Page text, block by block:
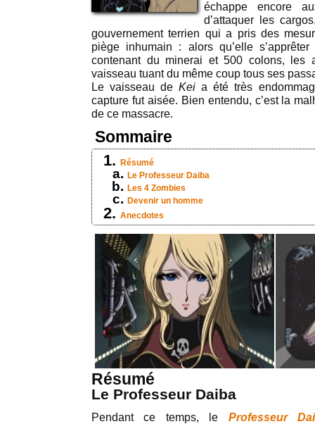
échappe encore
d’attaquer les
gouvernement terrien qui a pris des
piège inhumain : alors qu’elle
contenant du minerai et 500 colons, les
vaisseau tuant du même coup tous ses
Le vaisseau deKei a été très
capture fut aisée. Bien entendu, c’est la
de ce massacre.
Sommaire
Résumé
Le Professeur Daiba
Les 4 Zombies
Devenir un homme
Anecdotes
Résumé
Le Professeur Daiba
Pendant ce temps, le Professeur